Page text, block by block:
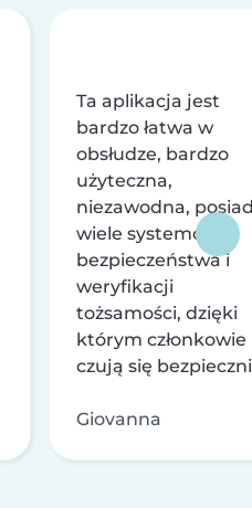
Ta aplikacja jest
bardzo łatwa w
obsłudze, bardzo
użyteczna,
niezawodna,
wiele systemów
bezpieczeństwa i
weryfikacji
tożsamości, dzięki
którym członkowie
czują się
Giovanna